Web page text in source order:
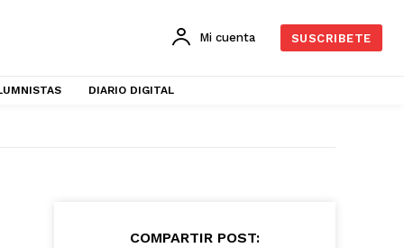
Mi cuenta SUSCRIBETE
DIARIO DIGITAL
COMPARTIR POST: